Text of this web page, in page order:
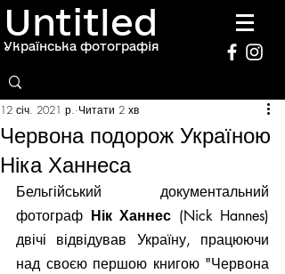
Untitled
Українська фотографія
Червона подорож Україною
Ніка Ханнеса
12 січ. 2021 р. Читати 2 хв
Бельгійський документальний
фотограф Нік Ханнес (Nick Hannes)
двічі відвідував Україну, працюючи
над своєю першою книгою "Червона